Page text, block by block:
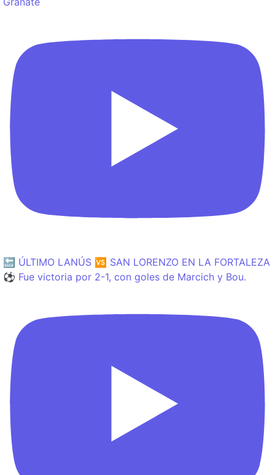
🔙 ÚLTIMO LANÚS 🆚 SAN LORENZO EN LA FORTALEZA
⚽️ Fue victoria por 2-1, con goles de Marcich y Bou.